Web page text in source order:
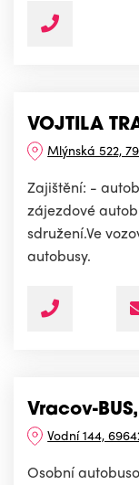
VOJTILA
Mlýnská 522,
Zajištění: -
zájezdové
sdružení.Ve
autobusy.
Vracov-
Vodní 144,
Osobní